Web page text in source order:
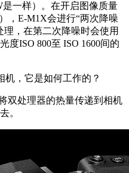
一样）。在开启图像质量
，E-M1X会进行“两次降噪
，在第二次降噪时会使用
度ISO 800至 ISO 1600间的
机，它是如何工作的？
双处理器的热量传递到相机
。